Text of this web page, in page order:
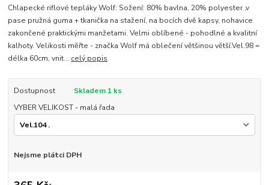
Chlapecké riflové tepláky Wolf: Sožení: 80% bavlna, 20% polyester ,v
pase pružná guma + tkanička na stažení, na bocích dvě kapsy, nohavice
zakončené praktickými manžetami. Velmi oblíbené - pohodlné a kvalitní
kalhoty. Velikosti měřte - značka Wolf má oblečení většinou větší.Vel.98 =
délka 60cm, vnit... celý popis
Dostupnost
Skladem 1 ks
VYBER VELIKOST - malá řada
Nejsme plátci DPH